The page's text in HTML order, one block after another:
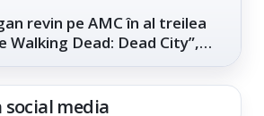
revin pe AMC în al treilea
Walking Dead: Dead City”,
social media